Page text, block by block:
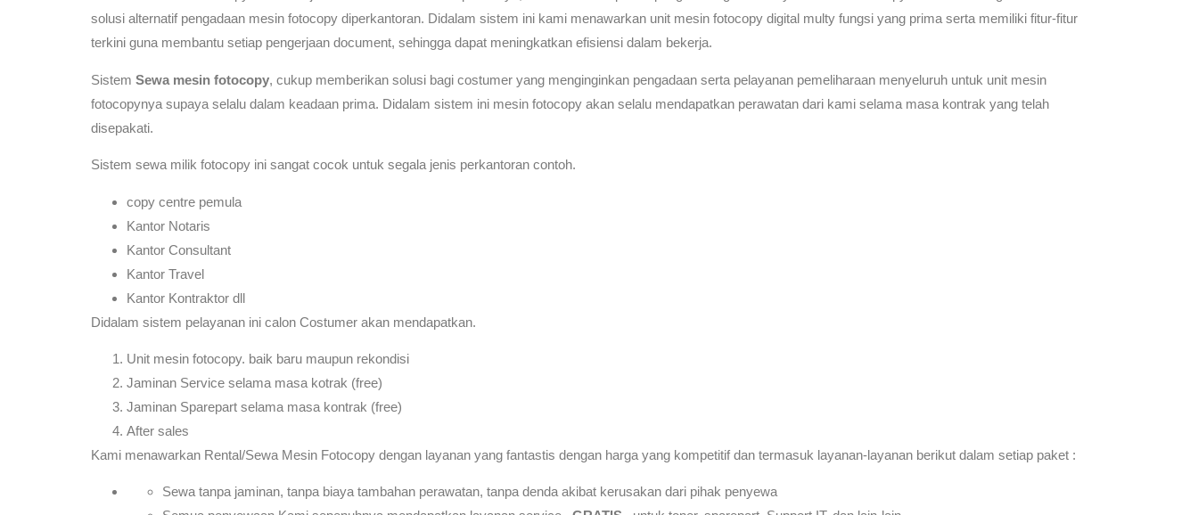
solusi alternatif pengadaan mesin fotocopy diperkantoran. Didalam sistem ini kami menawarkan unit mesin fotocopy digital multy fungsi yang prima serta memiliki fitur-fitur
terkini guna membantu setiap pengerjaan document, sehingga dapat meningkatkan efisiensi dalam bekerja.
Sistem Sewa mesin fotocopy, cukup memberikan solusi bagi costumer yang menginginkan pengadaan serta pelayanan pemeliharaan menyeluruh untuk unit mesin
fotocopynya supaya selalu dalam keadaan prima. Didalam sistem ini mesin fotocopy akan selalu mendapatkan perawatan dari kami selama masa kontrak yang telah
disepakati.
Sistem sewa milik fotocopy ini sangat cocok untuk segala jenis perkantoran contoh.
copy centre pemula
Kantor Notaris
Kantor Consultant
Kantor Travel
Kantor Kontraktor dll
Didalam sistem pelayanan ini calon Costumer akan mendapatkan.
Unit mesin fotocopy. baik baru maupun rekondisi
Jaminan Service selama masa kotrak (free)
Jaminan Sparepart selama masa kontrak (free)
After sales
Kami menawarkan Rental/Sewa Mesin Fotocopy dengan layanan yang fantastis dengan harga yang kompetitif dan termasuk layanan-layanan berikut dalam setiap paket :
Sewa tanpa jaminan, tanpa biaya tambahan perawatan, tanpa denda akibat kerusakan dari pihak penyewa